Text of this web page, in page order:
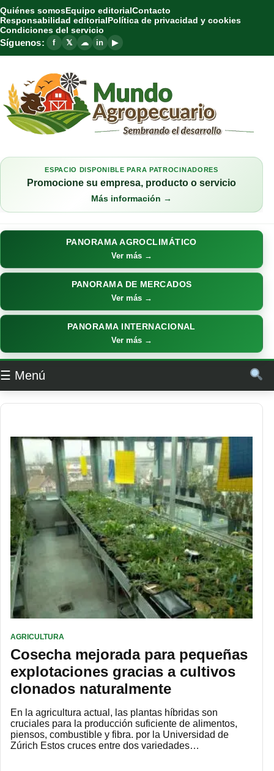
Quiénes somosEquipo editorialContacto
Responsabilidad editorialPolítica de privacidad y cookies
Condiciones del servicio
Síguenos: f 𝕏 ☁ in ▶
ESPACIO DISPONIBLE PARA PATROCINADORES
Promocione su empresa, producto o servicio
Más información →
PANORAMA AGROCLIMÁTICO
Ver más →
PANORAMA DE MERCADOS
Ver más →
PANORAMA INTERNACIONAL
Ver más →
☰ Menú
AGRICULTURA
Cosecha mejorada para pequeñas
explotaciones gracias a cultivos
clonados naturalmente
En la agricultura actual, las plantas híbridas son
cruciales para la producción suficiente de alimentos,
piensos, combustible y fibra. por la Universidad de
Zúrich Estos cruces entre dos variedades…